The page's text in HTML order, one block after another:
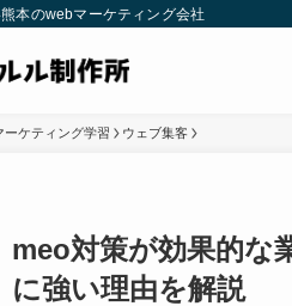
本のwebマーケティング会社
ーケティング学習 ウェブ集客
meo対策が効果的な
に強い理由を解説